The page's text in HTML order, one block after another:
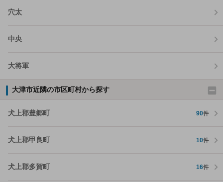
穴太
中央
大将軍
大津市近隣の市区町村から探す
犬上郡豊郷町 90件
犬上郡甲良町 10件
犬上郡多賀町 16件